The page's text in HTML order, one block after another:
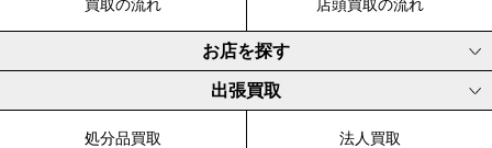
お店を探す
出張買取
処分品買取 法人買取